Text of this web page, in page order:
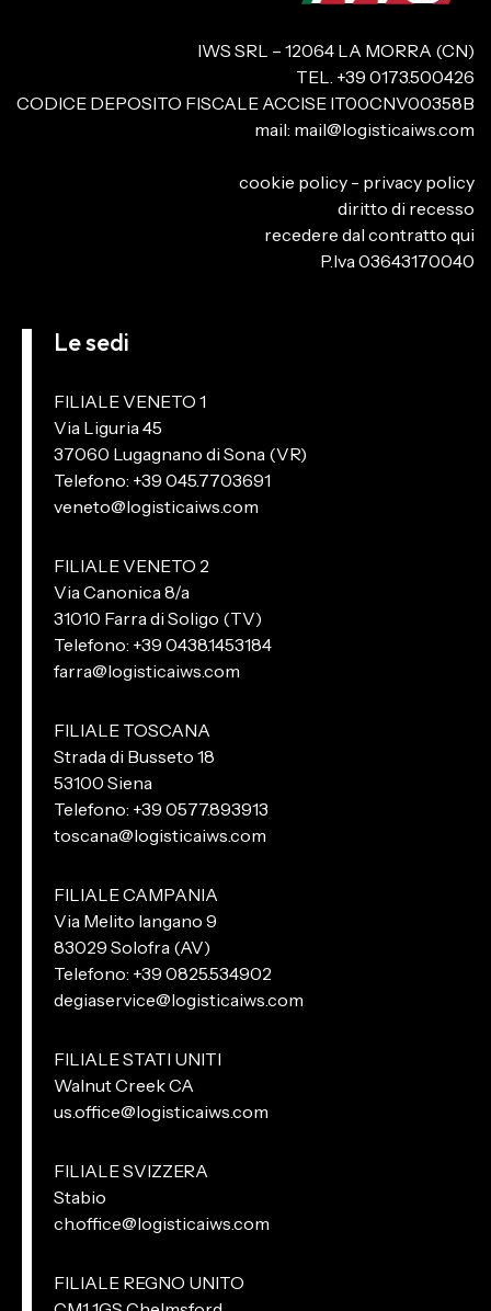
IWS SRL – 12064 LA MORRA (CN)
TEL. +39 0173.500426
CODICE DEPOSITO FISCALE ACCISE IT00CNV00358B
mail: mail@logisticaiws.com
cookie policy - privacy policy
diritto di recesso
recedere dal contratto qui
P.Iva 03643170040
Le sedi
FILIALE VENETO 1
Via Liguria 45
37060 Lugagnano di Sona (VR)
Telefono: +39 045.7703691
veneto@logisticaiws.com
FILIALE VENETO 2
Via Canonica 8/a
31010 Farra di Soligo (TV)
Telefono: +39 0438.1453184
farra@logisticaiws.com
FILIALE TOSCANA
Strada di Busseto 18
53100 Siena
Telefono: +39 0577.893913
toscana@logisticaiws.com
FILIALE CAMPANIA
Via Melito Iangano 9
83029 Solofra (AV)
Telefono: +39 0825.534902
degiaservice@logisticaiws.com
FILIALE STATI UNITI
Walnut Creek CA
us.office@logisticaiws.com
FILIALE SVIZZERA
Stabio
ch.office@logisticaiws.com
FILIALE REGNO UNITO